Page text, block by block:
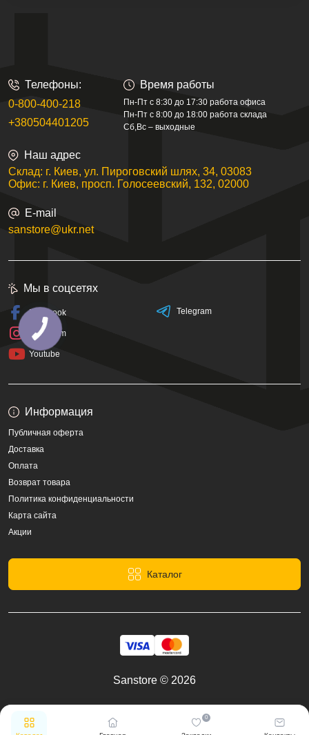
0
Телефоны:
0-800-400-218
+380504401205
Время работы
Пн-Пт с 8:30 до 17:30 работа офиса
Пн-Пт с 8:00 до 18:00 работа склада
Сб,Вс – выходные
Наш адрес
Склад: г. Киев, ул. Пироговский шлях, 34, 03083
Офис: г. Киев, просп. Голосеевский, 132, 02000
E-mail
sanstore@ukr.net
Информация
Публичная оферта
Доставка
Оплата
Возврат товара
Политика конфиденциальности
Карта сайта
Акции
Каталог
Мы в соцсетях
Facebook
Instagram
Youtube
Telegram
Sanstore © 2026